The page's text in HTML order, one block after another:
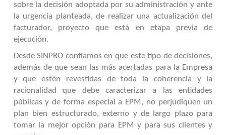
sobre la decisión adoptada por su administración y ante
la urgencia planteada, de realizar una actualización del
facturador, proyecto que está en etapa previa de
ejecución.
Desde SINPRO confiamos en que este tipo de decisiones,
además de que sean las más acertadas para la Empresa
y que estén revestidas de toda la coherencia y la
racionalidad que debe caracterizar a las entidades
públicas y de forma especial a EPM, no perjudiquen un
plan bien estructurado, externo y de largo plazo para
tomar la mejor opción para EPM y para sus clientes y